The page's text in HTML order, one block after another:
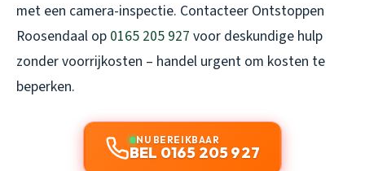
met een camera-inspectie. Contacteer Ontstoppen
Roosendaal op 0165 205 927 voor deskundige hulp
zonder voorrijkosten – handel urgent om kosten te
beperken.
NU BEREIKBAAR
BEL 0165 205 927